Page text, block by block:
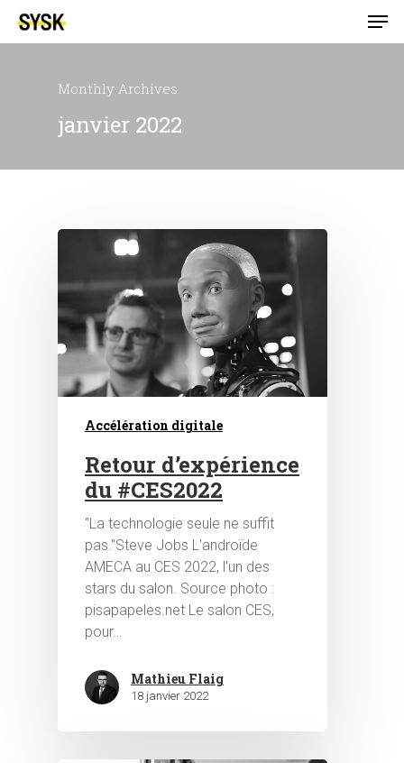
Monthly Archives
janvier 2022
Accélération digitale
Retour d’expérience
du #CES2022
"La technologie seule ne suffit
pas."Steve Jobs L'androïde
AMECA au CES 2022, l'un des
stars du salon. Source photo :
pisapapeles.net Le salon CES,
pour…
Mathieu Flaig
18 janvier 2022